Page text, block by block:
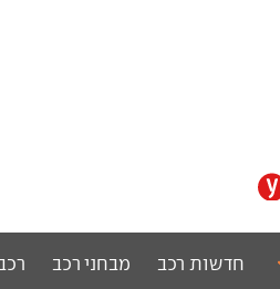
חדשות רכב מבחני רכב